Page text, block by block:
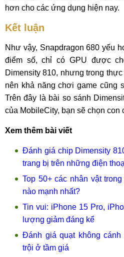
hơn cho các ứng dụng hiện nay.
Kết luận
Như vậy, Snapdragon 680 yếu
điểm số, chỉ có GPU được
Dimensity 810, nhưng trong
nên khả năng chơi game cũng
Trên đây là bài so sánh
của MobileCity, bạn sẽ chọn con
Xem thêm bài viết
Đánh giá chip Dimensity
trang bị trên những điện
Top 50+ các nhân vật
nào mạnh nhất?
Tin vui: iPhone 15 Pro,
lượng giảm đáng kể
Đánh giá quạt không
trội ở tầm giá